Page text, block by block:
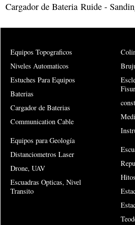
Cargador de Bateria Ruide -
Equipos Topograficos
Niveles Automaticos
Estuches Para Equipos
Baterias
Cargador de Baterias
Communication Cable
Equipos para Geología
Distanciometros Laser
Drone, UAV
Escuadras Opticas, Nivel
Transito